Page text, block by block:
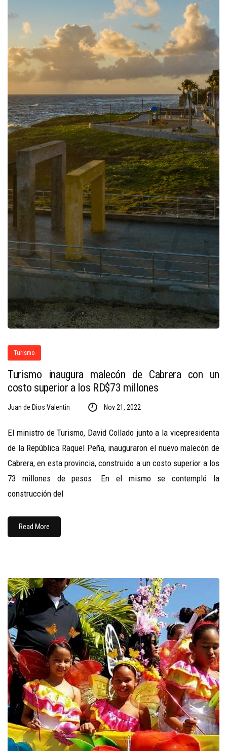
Turismo
Turismo inaugura malecón de Cabrera con un
costo superior a los RD$73 millones
Juan de Dios Valentin Nov 21, 2022
El ministro de Turismo, David Collado junto a la vicepresidenta
de la República Raquel Peña, inauguraron el nuevo malecón de
Cabrera, en esta provincia, construido a un costo superior a los
73 millones de pesos. En el mismo se contempló la
construcción del
Read More